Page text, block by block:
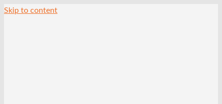
Skip to content